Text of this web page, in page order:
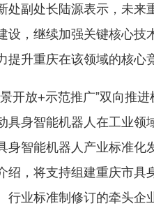
处副处长陆源表示，未来
设，继续加强关键核心技
升重庆在该领域的核心
开放+示范推广”双向推
具身智能机器人在工业领
身智能机器人产业标准化
绍，将支持组建重庆市具
行业标准制修订的牵头企